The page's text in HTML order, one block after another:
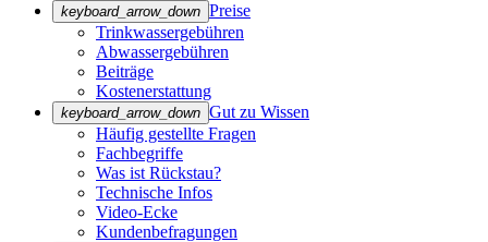
keyboard_arrow_down Preise
Trinkwassergebühren
Abwassergebühren
Beiträge
Kostenerstattung
keyboard_arrow_down Gut zu Wissen
Häufig gestellte Fragen
Fachbegriffe
Was ist Rückstau?
Technische Infos
Video-Ecke
Kundenbefragungen